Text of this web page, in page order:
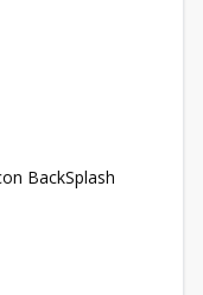
BackSplash